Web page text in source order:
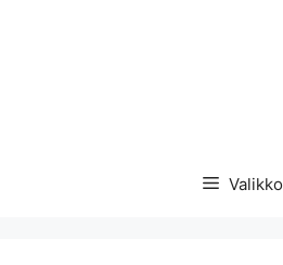
Valikko